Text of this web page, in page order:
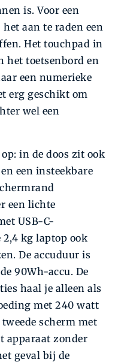
is. Voor een
aan te raden een
Het touchpad in
het toetsenbord en
een numerieke
erg geschikt om
wel een
in de doos zit ook
een insteekbare
een lichte
USB-C-
kg laptop ook
De accuduur is
90Wh-accu. De
haal je alleen als
met 240 watt
scherm met
apparaat zonder
geval bij de